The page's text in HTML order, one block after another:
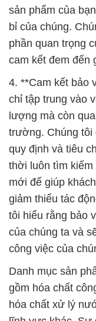
sản phẩm của
bỉ của chúng.
phần quan trọng
cam kết đem đến
4. **Cam kết bảo
chỉ tập trung vào
lượng mà còn
trường. Chúng tôi
quy định và tiêu
thời luôn tìm
mới để giúp
giảm thiểu tác
tôi hiểu rằng bảo
của chúng ta và
công việc của
Danh mục sản
gồm hóa chất
hóa chất xử lý